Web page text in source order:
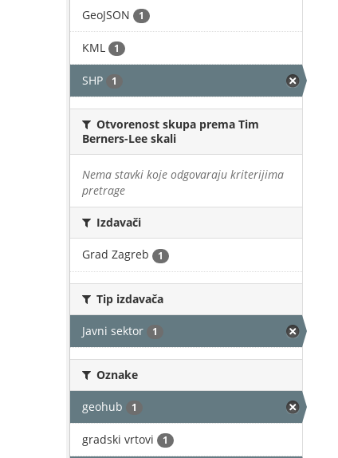
GeoJSON 1
KML 1
SHP 1
Otvorenost skupa prema Tim
Berners-Lee skali
Nema stavki koje odgovaraju kriterijima
pretrage
Izdavači
Grad Zagreb 1
Tip izdavača
Javni sektor 1
Oznake
geohub 1
gradski vrtovi 1